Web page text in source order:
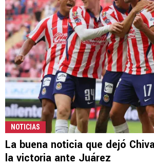
NOTICIAS
La buena noticia que dejó
la victoria ante Juárez